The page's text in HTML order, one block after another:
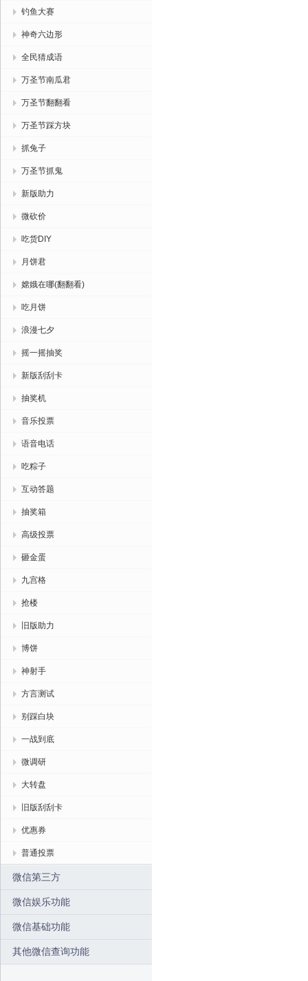
钓鱼大赛
神奇六边形
全民猜成语
万圣节南瓜君
万圣节翻翻看
万圣节踩方块
抓兔子
万圣节抓鬼
新版助力
微砍价
吃货DIY
月饼君
嫦娥在哪(翻翻看)
吃月饼
浪漫七夕
摇一摇抽奖
新版刮刮卡
抽奖机
音乐投票
语音电话
吃粽子
互动答题
抽奖箱
高级投票
砸金蛋
九宫格
抢楼
旧版助力
博饼
神射手
方言测试
别踩白块
一战到底
微调研
大转盘
旧版刮刮卡
优惠券
普通投票
微信第三方
微信娱乐功能
微信基础功能
其他微信查询功能